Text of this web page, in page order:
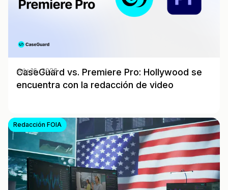
CaseGuard vs. Premiere Pro: Hollywood se
encuentra con la redacción de video
July 16, 2026
Redacción FOIA